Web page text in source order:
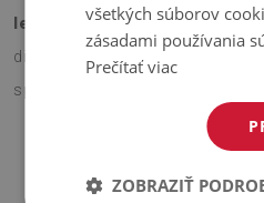
leopardej kožerozžiariť váš
dizajnu a dekoratívnemu vzoru
spôsobom, ako jednoducho a
všetkých súborov
zásadami používania
Prečítať viac
ZOBRAZIŤ